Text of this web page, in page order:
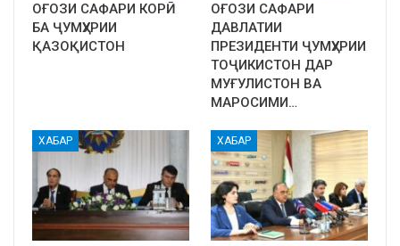
ОҒОЗИ САФАРИ КОРӢ
БА ҶУМҲУРИИ
ҚАЗОҚИСТОН
ОҒОЗИ САФАРИ
ДАВЛАТИИ
ПРЕЗИДЕНТИ ҶУМҲУРИИ
ТОҶИКИСТОН ДАР
МУҒУЛИСТОН ВА
МАРОСИМИ…
ХАБАР ХАБАР